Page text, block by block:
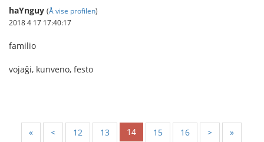
haYnguy (Å vise profilen)
2018 4 17 17:40:17
familio
vojaĝi, kunveno, festo
« < 12 13 14 15 16 > »